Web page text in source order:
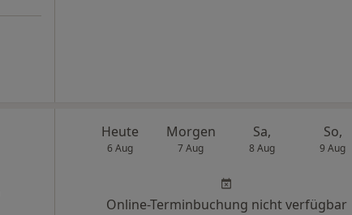
Heute
6 Aug
Morgen
7 Aug
Sa,
8 Aug
So,
9 Aug
Online-Terminbuchung nicht verfügbar